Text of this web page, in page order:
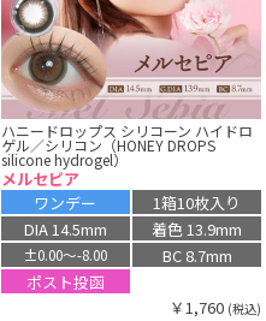
ハニードロップス シリコーン ハイドロ
ゲル／シリコン（HONEY DROPS
silicone hydrogel）
メルセピア
ワンデー
1箱10枚入り
DIA 14.5mm
着色 13.9mm
±0.00〜-8.00
BC 8.7mm
ポスト投函
￥1,760 (税込)